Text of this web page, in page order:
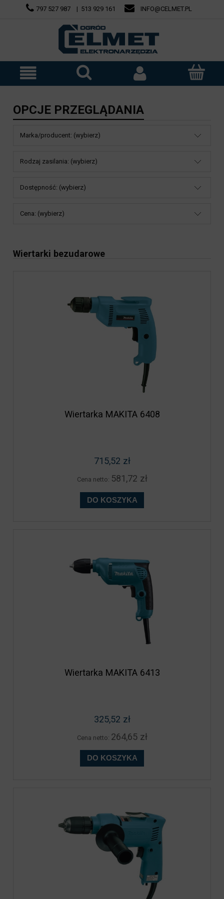
797 527 987 | 513 929 161 INFO@CELMET.PL
OPCJE PRZEGLĄDANIA
Marka/producent: (wybierz)
Rodzaj zasilania: (wybierz)
Dostępność: (wybierz)
Cena: (wybierz)
Wiertarki bezudarowe
Wiertarka MAKITA 6408
715,52 zł
Cena netto: 581,72 zł
DO KOSZYKA
Wiertarka MAKITA 6413
325,52 zł
Cena netto: 264,65 zł
DO KOSZYKA